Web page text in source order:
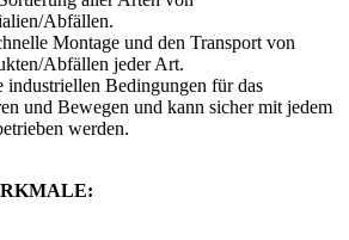
Abfällen.
Montage und den Transport von
Abfällen jeder Art.
industriellen Bedingungen für das
und Bewegen und kann sicher mit jedem
werden.